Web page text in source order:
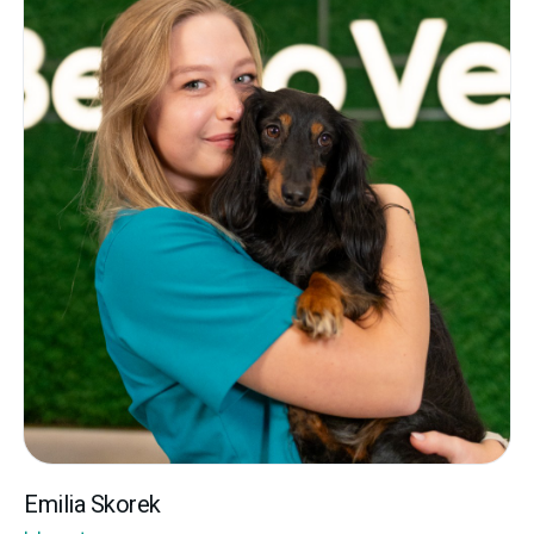
zajmujących się leczeniem zwierząt egzotycznych. W
wolnych chwilach fotografuję przyrodę, obserwuje ptaki -
poszukuję ciekawych gatunków w całej Polsce. Podróżuję,
jeżdżę rowerem i czytam książki (również te o ptakach).
Emilia Skorek